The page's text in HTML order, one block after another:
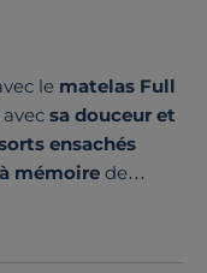
le matelas Full
sa douceur et
ensachés
mémoire de
de ses
aucune